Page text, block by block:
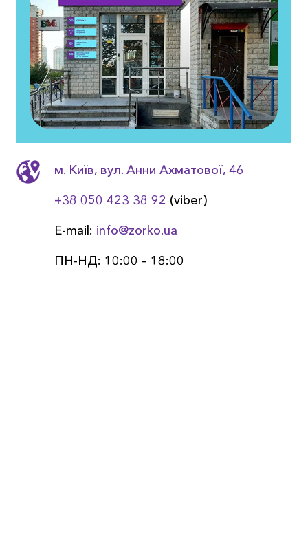
м. Київ, вул. Анни Ахматовоï, 46
+38 050 423 38 92 (viber)
E-mail: info@zorko.ua
ПН-НД: 10:00 – 18:00